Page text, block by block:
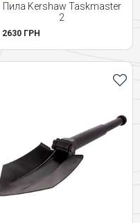
Пила Kershaw Taskmaster
2
2630 ГРН